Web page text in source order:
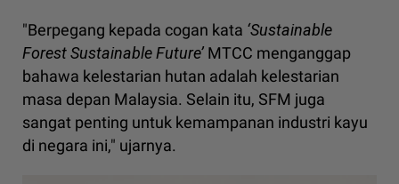
"Berpegang kepada cogan kata ‘Sustainable
Forest Sustainable Future’ MTCC menganggap
bahawa kelestarian hutan adalah kelestarian
masa depan Malaysia. Selain itu, SFM juga
sangat penting untuk kemampanan industri kayu
di negara ini," ujarnya.